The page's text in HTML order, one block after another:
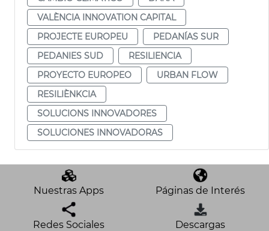
VALÈNCIA INNOVATION CAPITAL
PROJECTE EUROPEU
PEDANÍAS SUR
PEDANIES SUD
RESILIENCIA
PROYECTO EUROPEO
URBAN FLOW
RESILIÈNKCIA
SOLUCIONS INNOVADORES
SOLUCIONES INNOVADORAS
Nuestras Apps Páginas de Interés
Redes Sociales Descargas